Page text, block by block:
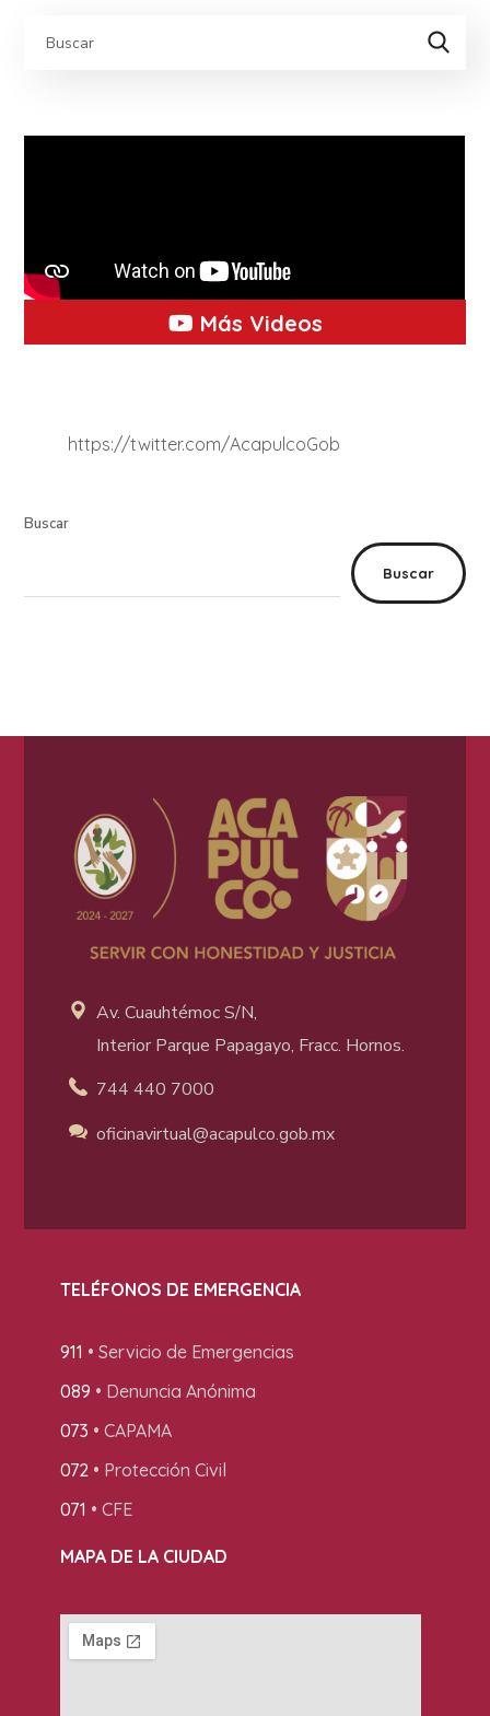
Más Videos
https://twitter.com/AcapulcoGob
Buscar
Buscar
Av. Cuauhtémoc S/N,
Interior Parque Papagayo, Fracc. Hornos.
744 440 7000
oficinavirtual@acapulco.gob.mx
TELÉFONOS DE EMERGENCIA
911 • Servicio de Emergencias
089 • Denuncia Anónima
073 • CAPAMA
072• Protección Civil
071 • CFE
MAPA DE LA CIUDAD